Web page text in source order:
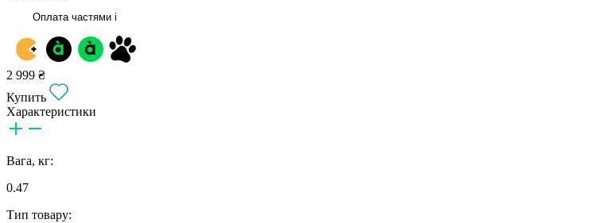
Оплата частями i
2 999 ₴
Купить
Характеристики
Вага, кг:
0.47
Тип товару: